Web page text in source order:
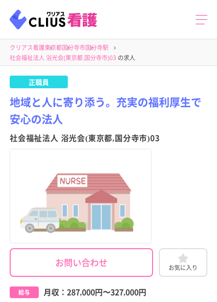
クリアス看護東京都国分寺市国分寺駅
社会福祉法人 浴光会(東京都,国分寺市)03 の求人
正職員
地域と人に寄り添う。充実の福利厚生で
安心の法人
社会福祉法人 浴光会(東京都,国分寺市)03
お問い合わせ お気に入り
給与 月収： 287,000円〜327,000円